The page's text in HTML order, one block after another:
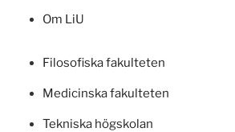
Om LiU
Filosofiska fakulteten
Medicinska fakulteten
Tekniska högskolan